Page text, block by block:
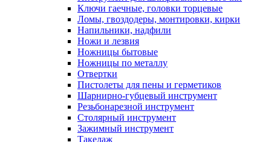
Ключи гаечные, головки торцевые
Ломы, гвоздодеры, монтировки, кирки
Напильники, надфили
Ножи и лезвия
Ножницы бытовые
Ножницы по металлу
Отвертки
Пистолеты для пены и герметиков
Шарнирно-губцевый инструмент
Резьбонарезной инструмент
Столярный инструмент
Зажимный инструмент
Такелаж